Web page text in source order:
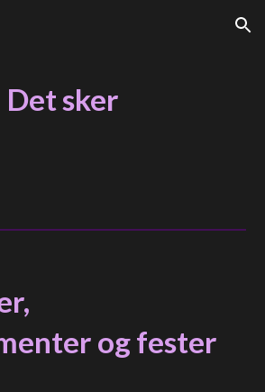
Skip to navigation
Det sker
og fester